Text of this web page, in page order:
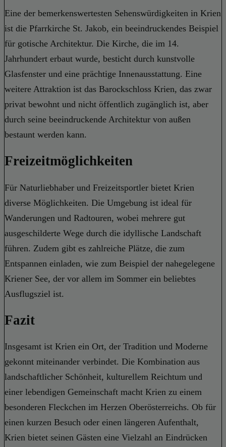
Eine der bemerkenswertesten Sehenswürdigkeiten in Krien
ist die Pfarrkirche St. Jakob, ein beeindruckendes Beispiel
für gotische Architektur. Die Kirche, die im 14.
Jahrhundert erbaut wurde, besticht durch kunstvolle
Glasfenster und eine prächtige Innenausstattung. Eine
weitere Attraktion ist das Barockschloss Krien, das zwar
privat bewohnt und nicht öffentlich zugänglich ist, aber
durch seine beeindruckende Architektur von außen
bestaunt werden kann.
Freizeitmöglichkeiten
Für Naturliebhaber und Freizeitsportler bietet Krien
diverse Möglichkeiten. Die Umgebung ist ideal für
Wanderungen und Radtouren, wobei mehrere gut
ausgeschilderte Wege durch die idyllische Landschaft
führen. Zudem gibt es zahlreiche Plätze, die zum
Entspannen einladen, wie zum Beispiel der nahegelegene
Kriener See, der vor allem im Sommer ein beliebtes
Ausflugsziel ist.
Fazit
Insgesamt ist Krien ein Ort, der Tradition und Moderne
gekonnt miteinander verbindet. Die Kombination aus
landschaftlicher Schönheit, kulturellem Reichtum und
einer lebendigen Gemeinschaft macht Krien zu einem
besonderen Fleckchen im Herzen Oberösterreichs. Ob für
einen kurzen Besuch oder einen längeren Aufenthalt,
Krien bietet seinen Gästen eine Vielzahl an Eindrücken